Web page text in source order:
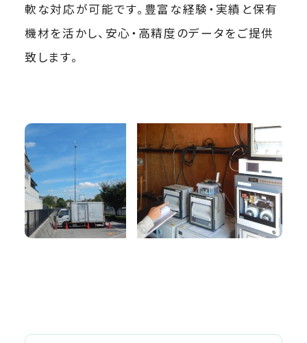
軟な対応が可能です。豊富な経験・実績と保有
機材を活かし、安心・高精度のデータをご提供
致します。